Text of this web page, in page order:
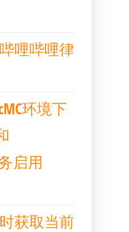
哩哔哩律
环境下
启用
获取当前